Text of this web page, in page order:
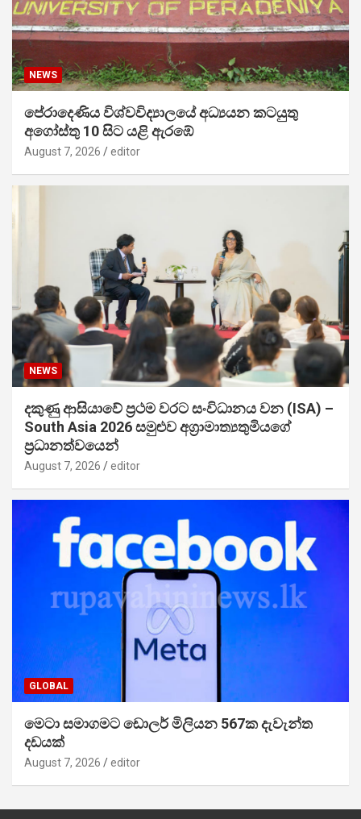
NEWS
පේරාදෙණිය විශ්වවිද්‍යාලයේ අධ්‍යයන කටයුතු
අගෝස්තු 10 සිට යළි ඇරඹේ
August 7, 2026 editor
NEWS
දකුණු ආසියාවේ ප්‍රථම වරට සංවිධානය වන (ISA) –
South Asia 2026 සමුළුව අග්‍රාමාත්‍යතුමියගේ
ප්‍රධානත්වයෙන්
August 7, 2026 editor
GLOBAL
මෙටා සමාගමට ඩොලර් මිලියන 567ක දැවැන්ත
දඩයක්
August 7, 2026 editor